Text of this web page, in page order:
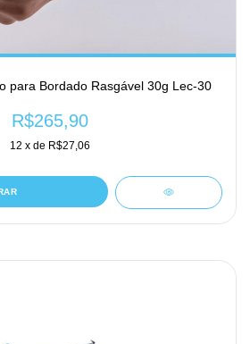
para Bordado Rasgável 30g Lec-30
R$265,90
12 x de R$27,06